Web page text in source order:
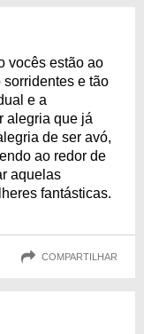
vocês estão ao
sorridentes e tão
e a
alegria que já
de ser avó,
ao redor de
aquelas
fantásticas.
COMPARTILHAR